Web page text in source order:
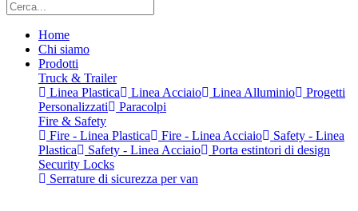
Home
Chi siamo
Prodotti
Truck & Trailer
Linea Plastica
Linea Acciaio Linea Alluminio
Progetti
Personalizzati
Paracolpi
Fire & Safety
Fire - Linea Plastica
Fire - Linea Acciaio
Safety - Linea
Plastica
Safety - Linea Acciaio
Porta estintori di design
Security Locks
Serrature di sicurezza per van